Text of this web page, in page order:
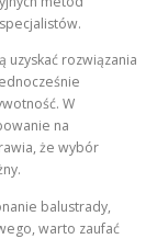
rozwiązania
W
na
że wybór
balustrady,
warto zaufać